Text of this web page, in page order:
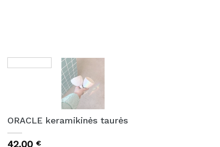
ORACLE keramikinės taurės
42,00 €